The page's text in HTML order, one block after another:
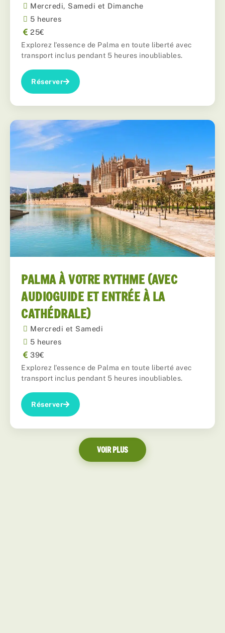
Mercredi, Samedi et Dimanche
5 heures
25€
Explorez l'essence de Palma en toute liberté avec
transport inclus pendant 5 heures inoubliables.
Réserver
PALMA À VOTRE RYTHME (AVEC
AUDIOGUIDE ET ENTRÉE À LA
CATHÉDRALE)
Mercredi et Samedi
5 heures
39€
Explorez l'essence de Palma en toute liberté avec
transport inclus pendant 5 heures inoubliables.
Réserver
VOIR PLUS